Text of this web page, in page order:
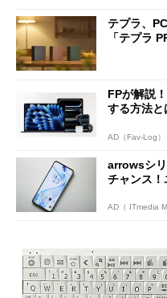
テプラ、
「テプラ
FPが解説
する方法と
AD（Fav-Log）
arrowsシ
チャンス！
AD（ ITmedia